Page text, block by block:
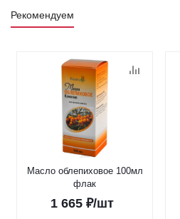
Рекомендуем
Масло облепиховое 100мл
флак
1 665 ₽/шт